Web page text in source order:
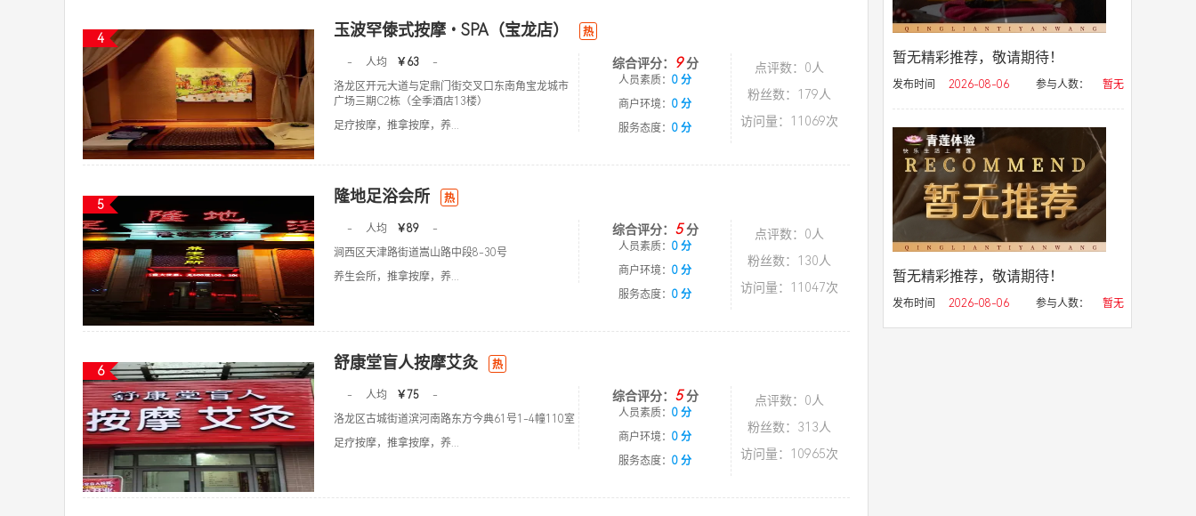
4 玉波罕傣式按摩•SPA（宝龙店） 热
- 人均 ￥63
-
洛龙区开元大道与定鼎门街交叉口东南角宝龙城市
广场三期C2栋（全季酒店13楼）
足疗按摩，推拿按摩，养...
综合评分： 9分
人员素质： 0 分
商户环境： 0 分
服务态度： 0 分
点评数：0人
粉丝数：179人
访问量：11069次
5 隆地足浴会所 热
- 人均 ￥89
-
涧西区天津路街道嵩山路中段8-30号
养生会所，推拿按摩，养...
综合评分： 5分
人员素质： 0 分
商户环境： 0 分
服务态度： 0 分
点评数：0人
粉丝数：130人
访问量：11047次
6 舒康堂盲人按摩艾灸 热
- 人均 ￥75
-
洛龙区古城街道滨河南路东方今典61号1-4幢110室
足疗按摩，推拿按摩，养...
综合评分： 5分
人员素质： 0 分
商户环境： 0 分
服务态度： 0 分
点评数：0人
粉丝数：313人
访问量：10965次
暂无精彩推荐，敬请期待！
发布时间 2026-08-06 参与人数： 暂无
暂无精彩推荐，敬请期待！
发布时间 2026-08-06 参与人数： 暂无